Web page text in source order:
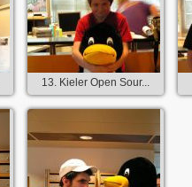
13. Kieler Open Sour...